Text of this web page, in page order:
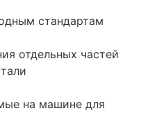
стандартам
отдельных частей
на машине для